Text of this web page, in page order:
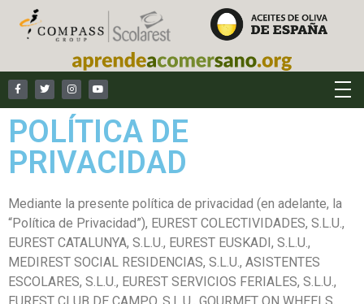
POLÍTICA DE
PRIVACIDAD
Mediante la presente política de privacidad (en adelante, la
“Política de Privacidad”), EUREST COLECTIVIDADES, S.L.U.,
EUREST CATALUNYA, S.L.U., EUREST EUSKADI, S.L.U.,
MEDIREST SOCIAL RESIDENCIAS, S.L.U., ASISTENTES
ESCOLARES, S.L.U., EUREST SERVICIOS FERIALES, S.L.U.,